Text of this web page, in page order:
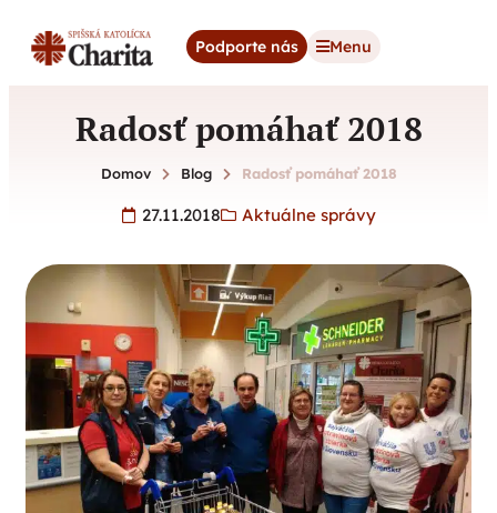
Podporte nás Menu
Radosť pomáhať 2018
Domov Blog Radosť pomáhať 2018
27.11.2018 Aktuálne správy